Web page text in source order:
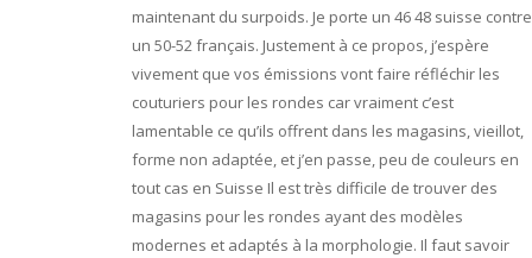
maintenant du surpoids. Je porte un 46 48 suisse contre
un 50-52 français. Justement à ce propos, j’espère
vivement que vos émissions vont faire réfléchir les
couturiers pour les rondes car vraiment c’est
lamentable ce qu’ils offrent dans les magasins, vieillot,
forme non adaptée, et j’en passe, peu de couleurs en
tout cas en Suisse Il est très difficile de trouver des
magasins pour les rondes ayant des modèles
modernes et adaptés à la morphologie. Il faut savoir